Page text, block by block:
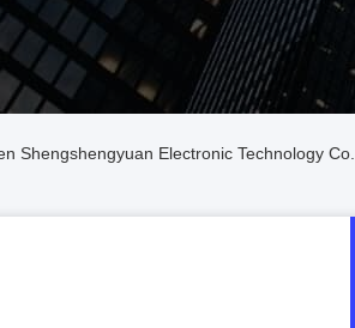
Shengshengyuan Electronic Technology